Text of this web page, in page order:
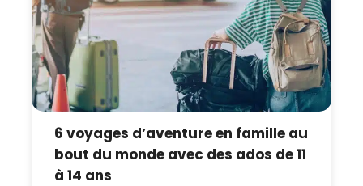
6 voyages d’aventure en famille au
bout du monde avec des ados de 11
à 14 ans